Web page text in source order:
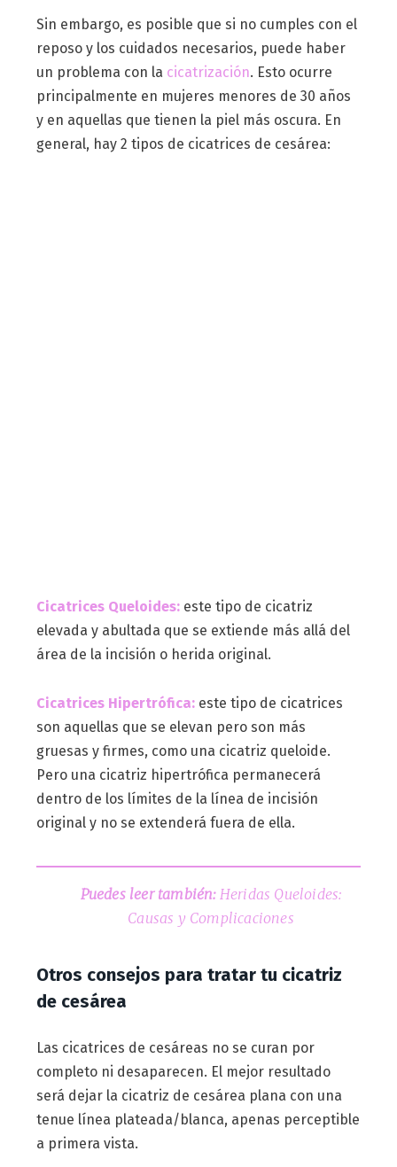
Sin embargo, es posible que si no cumples con el
reposo y los cuidados necesarios, puede haber
un problema con la cicatrización. Esto ocurre
principalmente en mujeres menores de 30 años
y en aquellas que tienen la piel más oscura. En
general, hay 2 tipos de cicatrices de cesárea:
Cicatrices Queloides: este tipo de cicatriz
elevada y abultada que se extiende más allá del
área de la incisión o herida original.
Cicatrices Hipertrófica:este tipo de cicatrices
son aquellas que se elevan pero son más
gruesas y firmes, como una cicatriz queloide.
Pero una cicatriz hipertrófica permanecerá
dentro de los límites de la línea de incisión
original y no se extenderá fuera de ella.
Puedes leer también:Heridas Queloides:
Causas y Complicaciones
Otros consejos para tratar tu cicatriz
de cesárea
Las cicatrices de cesáreas no se curan por
completo ni desaparecen. El mejor resultado
será dejar la cicatriz de cesárea plana con una
tenue línea plateada/blanca, apenas perceptible
a primera vista.